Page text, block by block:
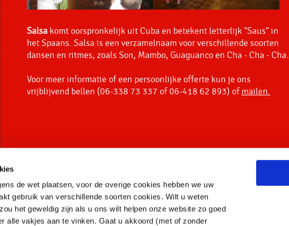
de wet plaatsen, voor de overige cookies hebben we uw
gebruik van verschillende soorten cookies. Wilt u weten
het geweldig zijn als u ons wilt helpen onze website zo goed
alle vakjes aan te vinken. Gaat u akkoord (met of zonder
Salsa komt oorspronkelijk uit Cuba en betekent letterlijk "Saus" in
het Spaans. Salsa is een verzamelnaam voor verschillende soorten
dansen en ritmes, zoals Son, Mambo, Guaguanco en Cha - Cha - Cha.
Voor meer informatie of een persoonlijke offerte kun je ons
vrijblijvend bellen (06-338 73 337 of 06-418 62 893) of mailen.